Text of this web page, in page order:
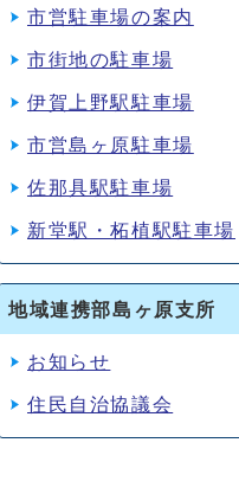
市営駐車場の案内
市街地の駐車場
伊賀上野駅駐車場
市営島ヶ原駐車場
佐那具駅駐車場
新堂駅・柘植駅駐車場
地域連携部島ヶ原支所
お知らせ
住民自治協議会